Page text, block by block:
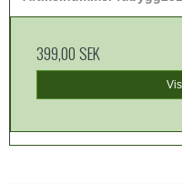
399,00 SEK